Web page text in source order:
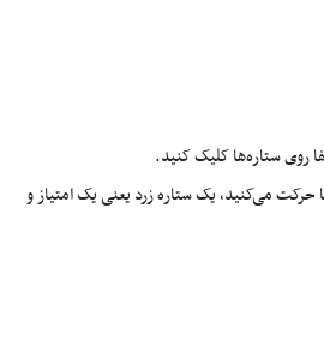
روی ستاره‌ها کلیک کنید.
می‌کنید، یک ستاره زرد یعنی یک امتیاز و